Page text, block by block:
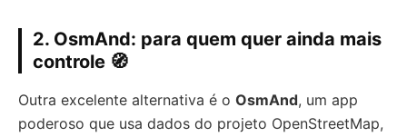
2. OsmAnd: para quem quer ainda mais
controle 🧭
Outra excelente alternativa é o OsmAnd, um app
poderoso que usa dados do projeto OpenStreetMap,